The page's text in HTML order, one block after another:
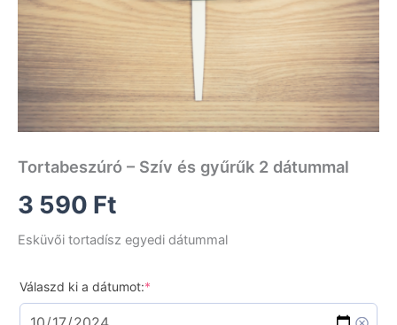
Tortabeszúró – Szív és gyűrűk 2 dátummal
3 590 Ft
Esküvői tortadísz egyedi dátummal
Válaszd ki a dátumot:*